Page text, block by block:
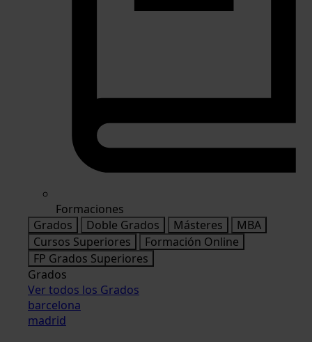
Formaciones
Grados
Doble Grados Másteres
MBA
Cursos Superiores
Formación Online
FP Grados Superiores
Grados
Ver todos los Grados
barcelona
madrid